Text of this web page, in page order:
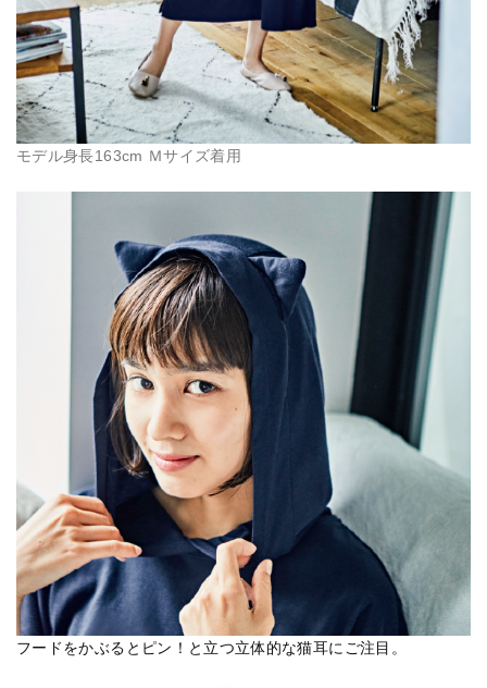
モデル身長163cm Ｍサイズ着用
フードをかぶるとピン！と立つ立体的な猫耳にご注目。